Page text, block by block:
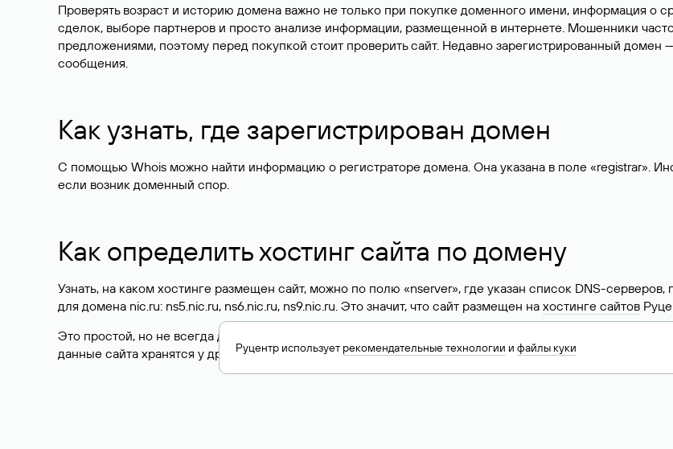
Проверять возраст и историю домена важно не только при покупке доменного имени, информация о
сделок, выборе партнеров и просто анализе информации, размещенной в интернете. Мошенники
предложениями, поэтому перед покупкой стоит проверить сайт. Недавно зарегистрированный домен
сообщения.
Как узнать, где зарегистрирован домен
С помощью Whois можно найти информацию о регистраторе домена. Она указана в поле «registrar».
если возник доменный спор.
Как определить хостинг сайта по домену
Узнать, на каком хостинге размещен сайт, можно по полю «nserver», где указан список DNS-
для домена nic.ru: ns5.nic.ru, ns6.nic.ru, ns9.nic.ru. Это значит, что сайт размещен на хостинге сайтов
Это простой, но не всегда достоверный способ узнать хостинг-провайдера сайта. Иногда
данные сайта хранятся у другого хостинг-провайдера.
Руцентр использует рекомендательные технологии и файлы куки